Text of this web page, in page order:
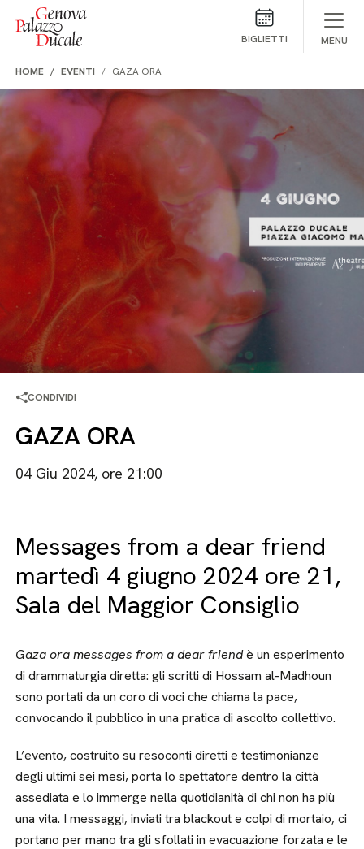
Salta al contenuto
BIGLIETTI MENU
HOME EVENTI GAZA ORA
CONDIVIDI
GAZA ORA
04 Giu 2024, ore 21:00
Messages from a dear friend
martedì 4 giugno 2024 ore 21,
Sala del Maggior Consiglio
Gaza ora messages from a dear friendè un esperimento
di drammaturgia diretta: gli scritti di Hossam al-Madhoun
sono portati da un coro di voci che chiama la pace,
convocando il pubblico in una pratica di ascolto collettivo.
L’evento, costruito su resoconti diretti e testimonianze
degli ultimi sei mesi, porta lo spettatore dentro la città
assediata e lo immerge nella quotidianità di chi non ha più
una vita. I messaggi, inviati tra blackout e colpi di mortaio, ci
portano per mano tra gli sfollati in evacuazione forzata e le